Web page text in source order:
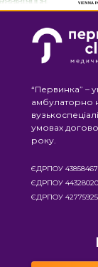
“Первинка” –
амбулаторно
умовах
року.
ЄДРПОУ 43858467
ЄДРПОУ 44328020
ЄДРПОУ 42775925